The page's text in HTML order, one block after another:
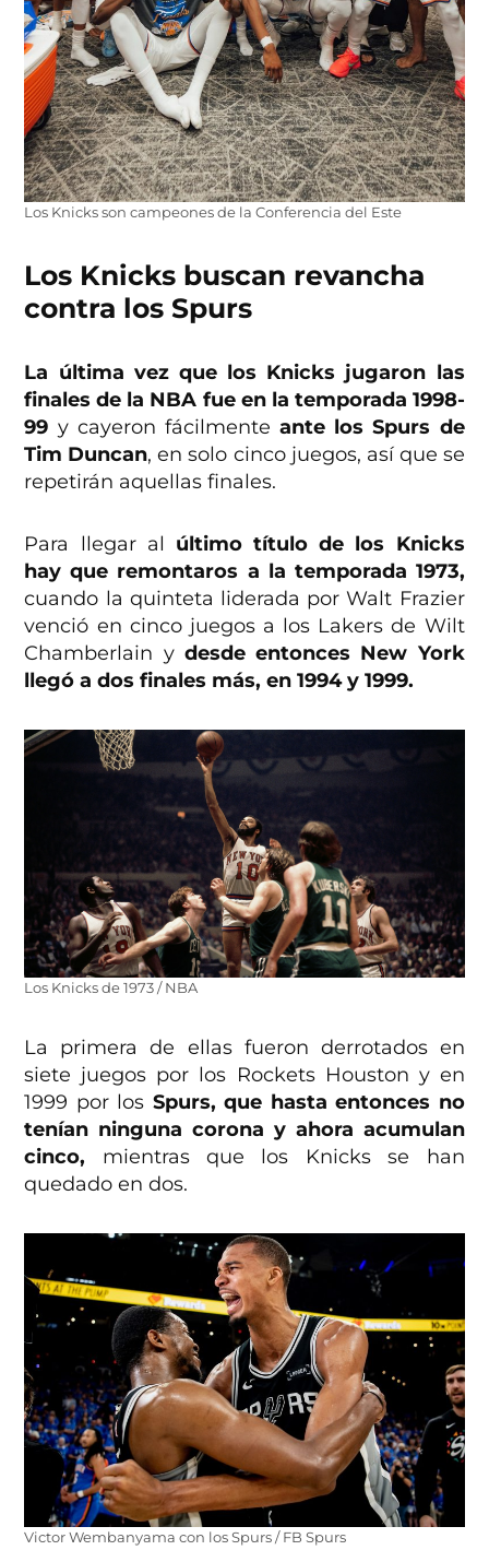
Los Knicks son campeones de la Conferencia del Este
Los Knicks buscan revancha
contra los Spurs
La última vez que los Knicks jugaron las
finales de la NBA fue en la temporada 1998-
99 y cayeron fácilmenteante los Spurs de
Tim Duncan, en solo cinco juegos, así que se
repetirán aquellas finales.
Para llegar al último título de los Knicks
hay que remontaros a la temporada 1973,
cuando la quinteta liderada por Walt Frazier
venció en cinco juegos a los Lakers de Wilt
Chamberlain y desde entonces New York
llegó a dos finales más, en 1994 y 1999.
Los Knicks de 1973 / NBA
La primera de ellas fueron derrotados en
siete juegos por los Rockets Houston y en
1999 por los Spurs, que hasta entonces no
tenían ninguna corona y ahora acumulan
cinco, mientras que los Knicks se han
quedado en dos.
Victor Wembanyama con los Spurs / FB Spurs